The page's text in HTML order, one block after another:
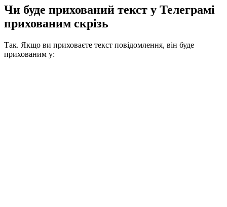
Чи буде прихований текст у Телеграмі
прихованим скрізь
Так. Якщо ви приховаєте текст повідомлення, він буде
прихованим у: